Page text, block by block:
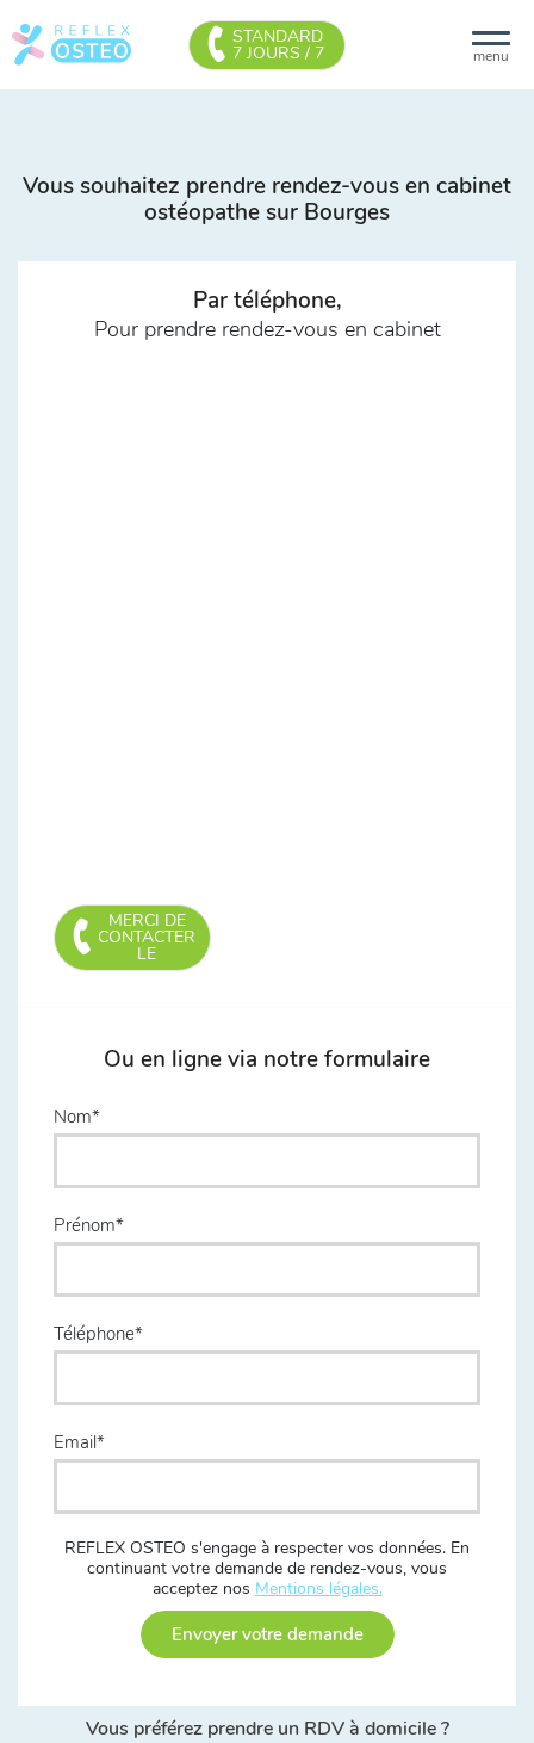
menu
STANDARD
7 JOURS / 7
Vous souhaitez prendre rendez-vous en cabinet
ostéopathe sur Bourges
Par téléphone,
Pour prendre rendez-vous en cabinet
MERCI DE
CONTACTER
LE
Ou en ligne via notre formulaire
Nom
Prénom
Téléphone
Email
REFLEX OSTEO s'engage à respecter vos données. En
continuant votre demande de rendez-vous, vous
acceptez nos Mentions légales.
Envoyer votre demande
Vous préférez prendre un RDV à domicile ?